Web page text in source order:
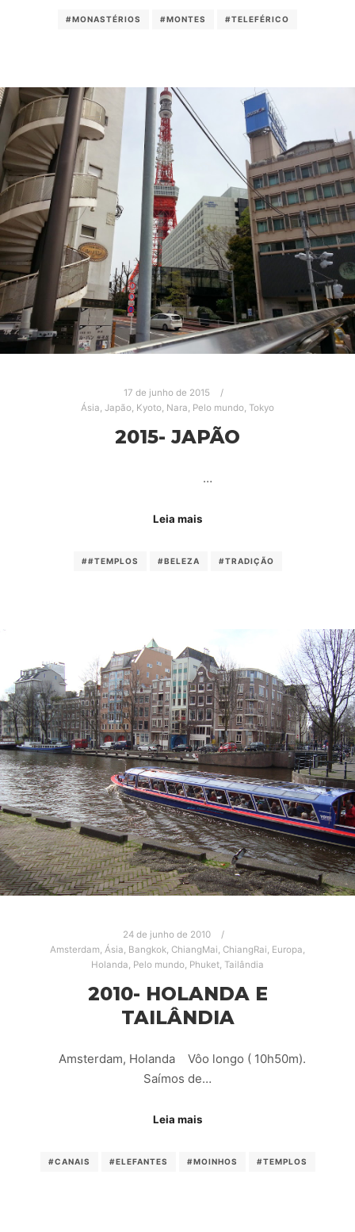
#MONASTÉRIOS #MONTES #TELEFÉRICO
17 de junho de 2015
Ásia, Japão, Kyoto, Nara, Pelo mundo, Tokyo
2015- JAPÃO
…
Leia mais
##TEMPLOS #BELEZA #TRADIÇÃO
24 de junho de 2010
Amsterdam, Ásia, Bangkok, ChiangMai, ChiangRai, Europa,
Holanda, Pelo mundo, Phuket, Tailândia
2010- HOLANDA E
TAILÂNDIA
Amsterdam, Holanda Vôo longo ( 10h50m).
Saímos de…
Leia mais
#CANAIS #ELEFANTES #MOINHOS #TEMPLOS